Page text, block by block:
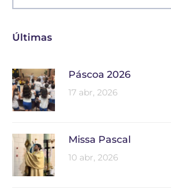
Últimas
Páscoa 2026
17 abr, 2026
Missa Pascal
10 abr, 2026